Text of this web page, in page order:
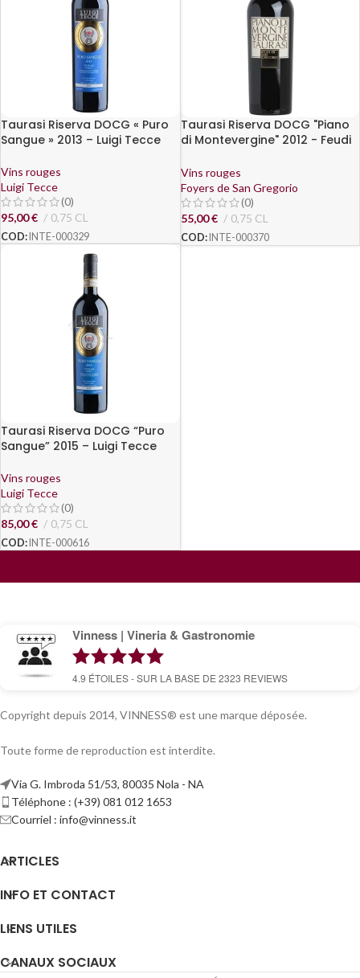
Taurasi Riserva DOCG "Piano
di Montevergine" 2012 - Feudi
Vins rouges
Foyers de San Gregorio
(0)
55,00€ 0,75 CL
COD: INTE-000370
Taurasi Riserva DOCG « Puro
Sangue » 2013 – Luigi Tecce
Vins rouges
Luigi Tecce
(0)
95,00€ 0,75 CL
COD: INTE-000329
Taurasi Riserva DOCG “Puro
Sangue” 2015 – Luigi Tecce
Vins rouges
Luigi Tecce
(0)
85,00€ 0,75 CL
COD: INTE-000616
Vinness | Vineria & Gastronomie
4.9 ÉTOILES - SUR LA BASE DE 2323 REVIEWS
Copyright depuis 2014, VINNESS® est une marque déposée.
Toute forme de reproduction est interdite.
Via G. Imbroda 51/53, 80035 Nola - NA
Téléphone : (+39) 081 012 1653
Courriel : info@vinness.it
ARTICLES
INFO ET CONTACT
LIENS UTILES
CANAUX SOCIAUX